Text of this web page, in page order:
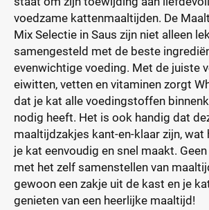
voedzame kattenmaaltijden. De
Mix Selectie in Saus zijn niet alleen
samengesteld met de beste
evenwichtige voeding. Met de juiste
eiwitten, vetten en vitaminen zorgt
dat je kat alle voedingstoffen
nodig heeft. Het is ook handig dat
maaltijdzakjes kant-en-klaar zijn, wat
je kat eenvoudig en snel maakt.
met het zelf samenstellen van
gewoon een zakje uit de kast en je
genieten van een heerlijke maaltijd!